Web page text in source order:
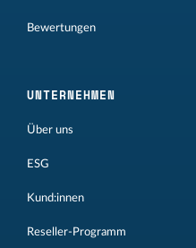
Bewertungen
UNTERNEHMEN
Über uns
ESG
Kund:innen
Reseller-Programm